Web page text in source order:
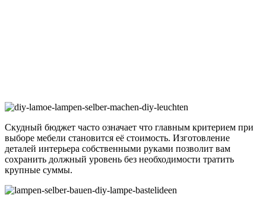
Скудный бюджет часто означает что главным критерием при
выборе мебели становится её стоимость. Изготовление
деталей интерьера собственными руками позволит вам
сохранить должный уровень без необходимости тратить
крупные суммы.